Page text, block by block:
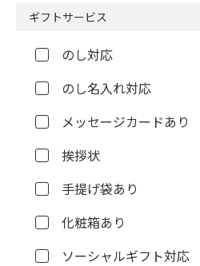
ギフトサービス
のし対応
のし名入れ対応
メッセージカードあり
挨拶状
手提げ袋あり
化粧箱あり
ソーシャルギフト対応